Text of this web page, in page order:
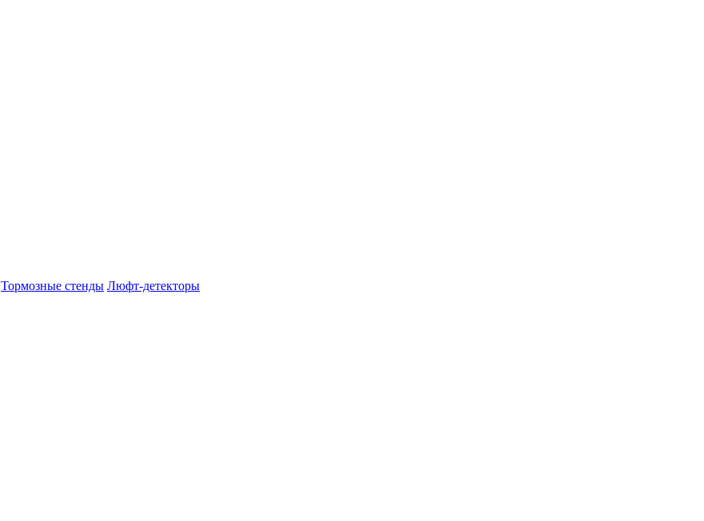
Тормозные стенды Люфт-детекторы